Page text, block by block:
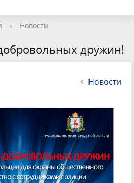
› Новости
дружин!
Новости